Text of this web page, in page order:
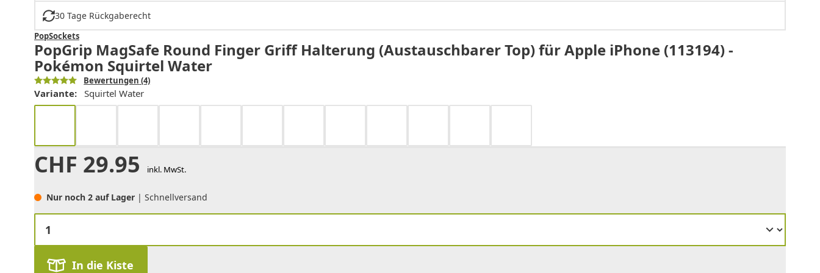
30 Tage Rückgaberecht
PopSockets
PopGrip MagSafe Round Finger Griff Halterung (Austauschbarer Top) für Apple iPhone (113194) -
Pokémon Squirtel Water
Bewertungen (4)
Variante: Squirtel Water
CHF 29.95 inkl. MwSt.
Nur noch 2 auf Lager | Schnellversand
In die Kiste